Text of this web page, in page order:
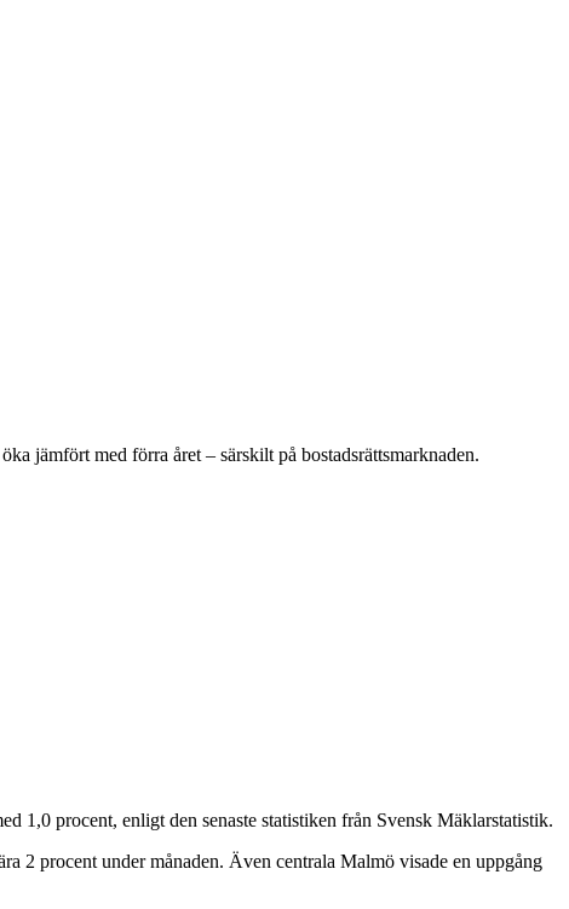
jämfört med förra året – särskilt på bostadsrättsmarknaden.
1,0 procent, enligt den senaste statistiken från Svensk Mäklarstatistik.
2 procent under månaden. Även centrala Malmö visade en uppgång